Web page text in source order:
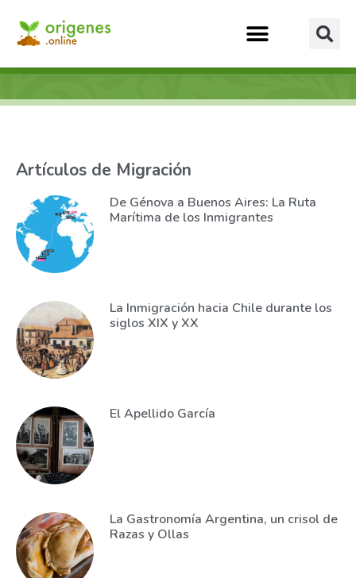
Artículos de Migración
De Génova a Buenos Aires: La Ruta
Marítima de los Inmigrantes
La Inmigración hacia Chile durante los
siglos XIX y XX
El Apellido García
La Gastronomía Argentina, un crisol de
Razas y Ollas